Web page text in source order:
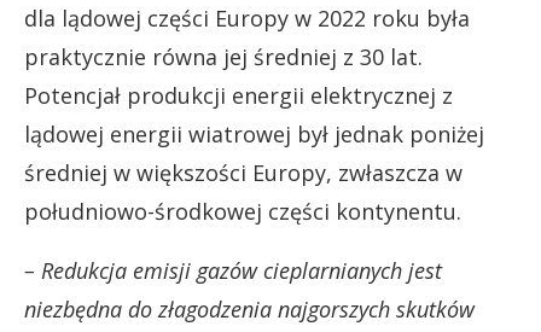
dla lądowej części Europy w 2022 roku była
praktycznie równa jej średniej z 30 lat.
Potencjał produkcji energii elektrycznej z
lądowej energii wiatrowej był jednak poniżej
średniej w większości Europy, zwłaszcza w
południowo-środkowej części kontynentu.
– Redukcja emisji gazów cieplarnianych jest
niezbędna do złagodzenia najgorszych skutków